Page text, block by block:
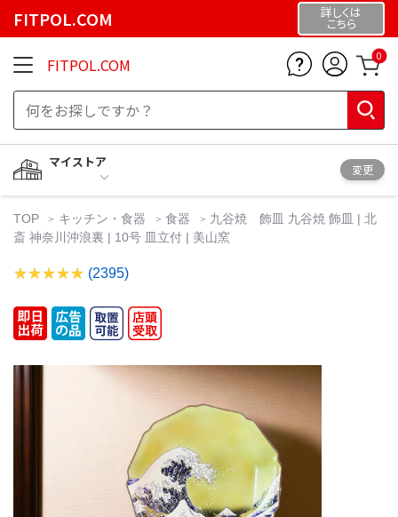
FITPOL.COM 詳しくは
こちら
FITPOL.COM 0
マイストア
変更
TOP キッチン・食器 食器
九谷焼 飾皿 九谷焼 飾皿 | 北
斎 神奈川沖浪裏 | 10号 皿立付 | 美山窯
(2395)